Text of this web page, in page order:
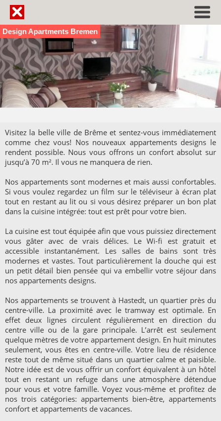
Design Apartments Bremen
Visitez la belle ville de Brême et sentez-vous immédiatement
comme chez vous! Nos nouveaux appartements designs le
rendent possible. Nous vous offrons un confort absolut sur
jusqu’à 70 m². Il vous ne manquera de rien.
Nos appartements sont modernes et mais aussi confortables.
Si vous voulez regardez un film sur le téléviseur à écran plat
tout en restant au lit ou si vous désirez préparer un bon plat
dans la cuisine intégrée: tout est prêt pour votre bien.
La cuisine est tout équipée afin que vous puissiez directement
vous gâter avec de vrais délices. Le Wi-fi est gratuit et
accessible instantanément. Les salles de bains sont très
modernes et vastes. Tout particulièrement la douche qui est
un petit détail bien pensée qui va embellir votre séjour dans
nos appartements designs.
Nos appartements se trouvent à Hastedt, un quartier près du
centre-ville. La proximité avec le tramway est optimale. En
effet deux lignes circulent régulièrement en direction du
centre ville ou de la gare principale. L’arrêt est seulement
quelque mètres de votre appartement design. En huit minutes
seulement, vous êtes en centre-ville. Votre lieu de résidence
reste tout de même situé dans un quartier calme et paisible.
Notre idée est de vous offrir un confort équivalent à un hôtel
tout en restant un refuge dans une atmosphère détendue
pour vous et votre famille. Voyez vous-même et profitez de
nos trois catégories: appartements bien-être, appartements
confort et appartements de vacances.